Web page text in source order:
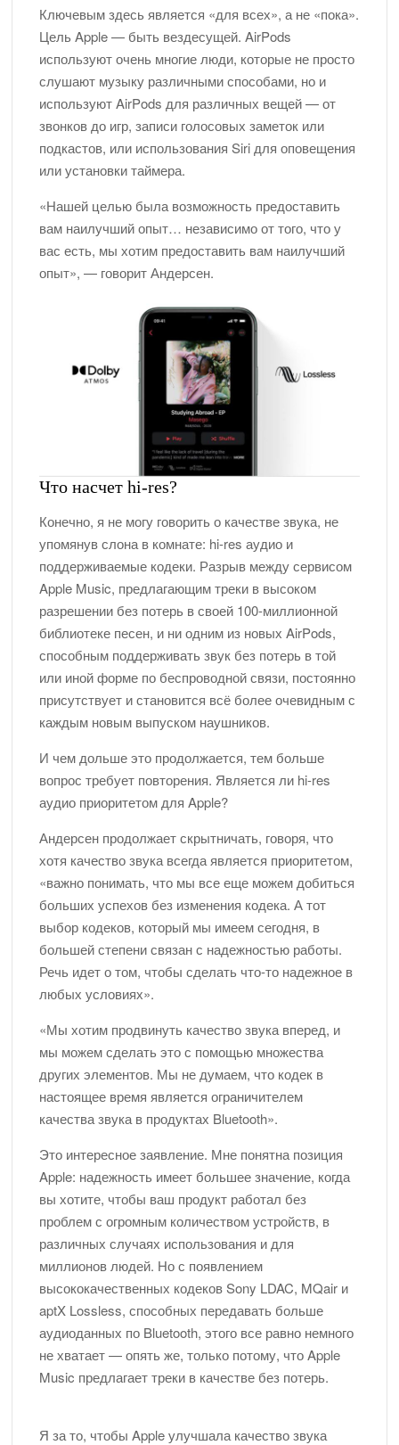
Ключевым здесь является «для всех», а не «пока».
Цель Apple — быть вездесущей. AirPods
используют очень многие люди, которые не просто
слушают музыку различными способами, но и
используют AirPods для различных вещей — от
звонков до игр, записи голосовых заметок или
подкастов, или использования Siri для оповещения
или установки таймера.
«Нашей целью была возможность предоставить
вам наилучший опыт… независимо от того, что у
вас есть, мы хотим предоставить вам наилучший
опыт», — говорит Андерсен.
Что насчет hi-res?
Конечно, я не могу говорить о качестве звука, не
упомянув слона в комнате: hi-res аудио и
поддерживаемые кодеки. Разрыв между сервисом
Apple Music, предлагающим треки в высоком
разрешении без потерь в своей 100-миллионной
библиотеке песен, и ни одним из новых AirPods,
способным поддерживать звук без потерь в той
или иной форме по беспроводной связи, постоянно
присутствует и становится всё более очевидным с
каждым новым выпуском наушников.
И чем дольше это продолжается, тем больше
вопрос требует повторения. Является ли hi-res
аудио приоритетом для Apple?
Андерсен продолжает скрытничать, говоря, что
хотя качество звука всегда является приоритетом,
«важно понимать, что мы все еще можем добиться
больших успехов без изменения кодека. А тот
выбор кодеков, который мы имеем сегодня, в
большей степени связан с надежностью работы.
Речь идет о том, чтобы сделать что-то надежное в
любых условиях».
«Мы хотим продвинуть качество звука вперед, и
мы можем сделать это с помощью множества
других элементов. Мы не думаем, что кодек в
настоящее время является ограничителем
качества звука в продуктах Bluetooth».
Это интересное заявление. Мне понятна позиция
Apple: надежность имеет большее значение, когда
вы хотите, чтобы ваш продукт работал без
проблем с огромным количеством устройств, в
различных случаях использования и для
миллионов людей. Но с появлением
высококачественных кодеков Sony LDAC, MQair и
aptX Lossless, способных передавать больше
аудиоданных по Bluetooth, этого все равно немного
не хватает — опять же, только потому, что Apple
Music предлагает треки в качестве без потерь.
Я за то, чтобы Apple улучшала качество звука